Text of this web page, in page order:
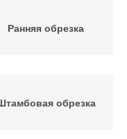
Ранняя обрезка
обрезка